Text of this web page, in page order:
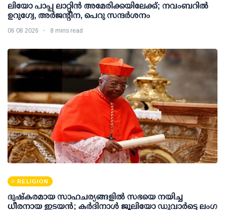
ലിയോ പാപ്പ ലാറ്റിൻ അമേരിക്കയിലേക്ക്; നവംബറിൽ
ഉറുഗ്വേ, അർജന്റീന, പെറു സന്ദർശനം
06 08 2026 8 mins read
RELIGION
ദുഷ്കരമായ സാഹചര്യങ്ങളിൽ സഭയെ നയിച്ച
ധീരനായ ഇടയൻ; കർദിനാൾ ജൂലിയോ ഡുവാർട്ടെ ലംഗ